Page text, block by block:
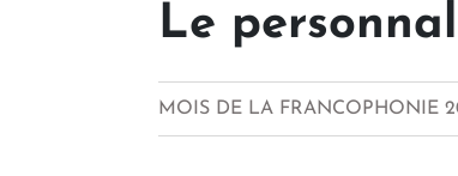
Le
MOIS DE LA FRANCOPHONIE